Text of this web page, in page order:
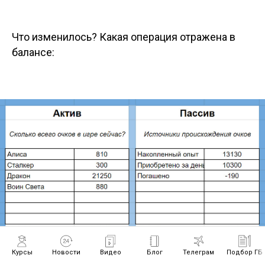
Что изменилось? Какая операция отражена в
балансе:
Курсы Новости Видео Блог Телеграм Подбор ГБ